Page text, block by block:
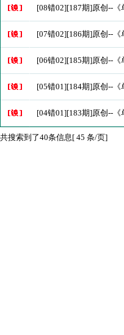
[08错02][187期]原创--
[07错02][186期]原创--
[06错02][185期]原创--
[05错01][184期]原创--
[04错01][183期]原创--
共搜索到了40条信息[ 45 条/页]